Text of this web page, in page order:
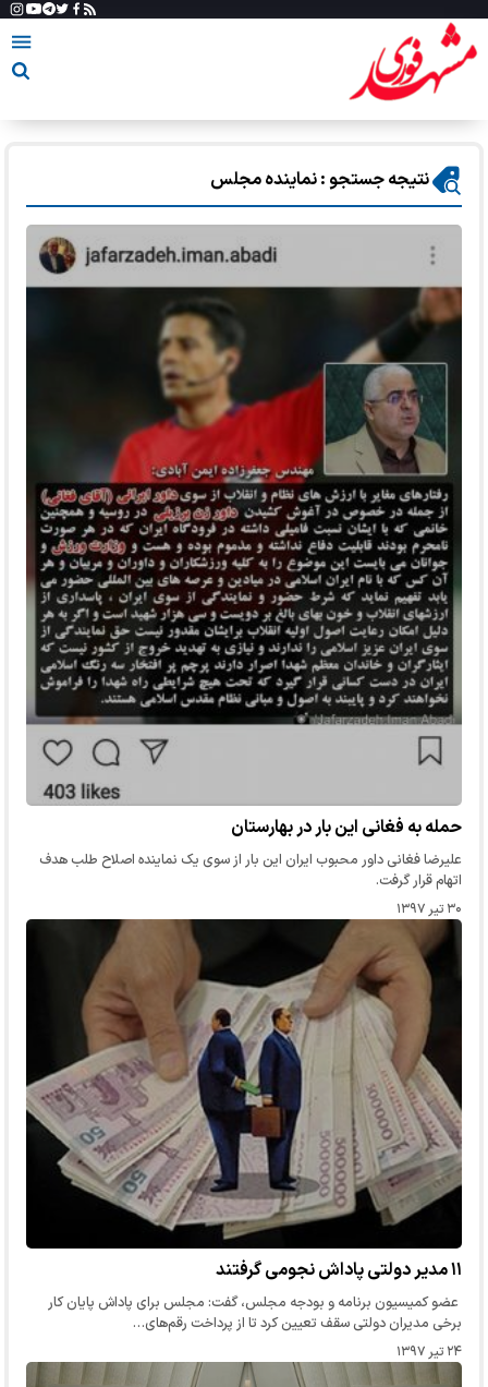
نتیجه جستجو : نماینده مجلس
حمله به فغانی این بار در بهارستان
علیرضا فغانی داور محبوب ایران این بار از‌ سوی یک نماینده اصلاح طلب هدف
اتهام قرار گرفت.
۳۰ تیر ۱۳۹۷
۱۱ مدیر دولتی پاداش نجومی گرفتند
عضو کمیسیون برنامه و بودجه مجلس، گفت: مجلس برای پاداش پایان کار
برخی مدیران دولتی سقف تعیین کرد تا از پرداخت رقم‌های…
۲۴ تیر ۱۳۹۷